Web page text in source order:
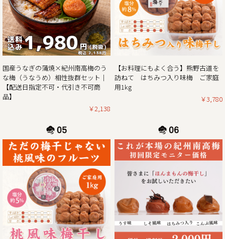
ぱんだ感謝還元セールを開催させていただきます。
生クリームぱんだ21個セットが大特価!!ぜひこの機会をお見
逃しなく。
2025/02/01
紀州南高梅がお買い得な春の花まつり企画 & ご購入でポイン
ト5倍プレゼントのダブルキャンペーン開催！！
この度、ご家庭用梅干1kg×2個セットが大変お得にお買い求
めいただけるお買い得企画を開催させていただきます。ま
た、期間中当企画の商品をご購入いただいたお客様全員に
さらにダブルキャンペーンとして、今ならショップ内の全商
品を対象にご購入時に通常のポイント5倍プレゼント！
ぜひお得なこの機会に本場紀州南高梅の梅干しをご賞味くだ
2025/01/06
2025年新春梅干しお買得企画のご案内｜紀州南高梅ご家庭用
1kg×2個セットを税込・送料込みのお買い得価格にて販売
この度、ご家庭用梅干1kg×2個セットが大変お得にお買い求
国産うなぎの蒲焼×紀州南高梅のう
な梅（うなうめ）相性抜群セット｜
【配送日指定不可・代引き不可商
品】
￥2,138
【お料理にもよく合う】熊野古道を
訪ねて はちみつ入り味梅 ご家庭
用1kg
￥3,780